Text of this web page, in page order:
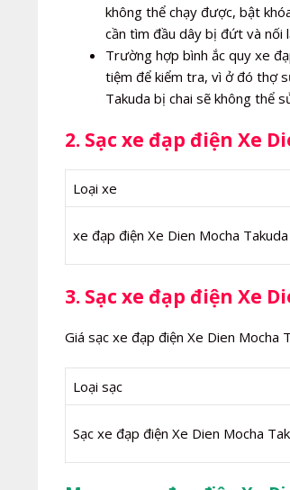
không thể chạy được, bật
cần tìm đầu dây bị đứt và nối
Trường hợp bình ắc quy xe
tiệm để kiểm tra, vì ở đó thợ
Takuda bị chai sẽ không thể
2. Sạc xe đạp điện Xe
Loại xe
xe đạp điện Xe Dien Mocha Takuda
3. Sạc xe đạp điện Xe
Giá sạc xe đạp điện Xe Dien Mocha
Loại sạc
Sạc xe đạp điện Xe Dien Mocha